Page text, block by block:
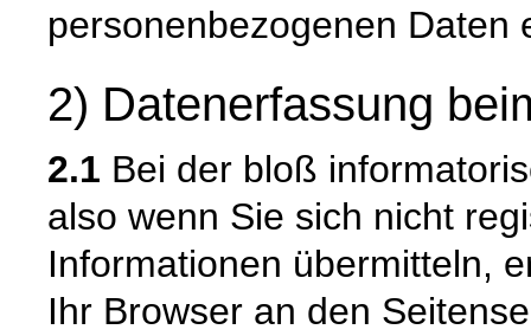
personenbezogenen Daten
2) Datenerfassung
2.1 Bei der bloß
also wenn Sie sich nicht
Informationen übermitteln,
Ihr Browser an den